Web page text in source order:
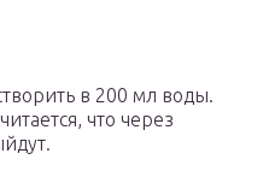
в 200 мл воды.
что через